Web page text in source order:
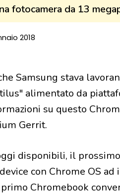
fotocamera da 13
2018
Samsung stava
alimentato da
su questo
Gerrit.
disponibili, il
con Chrome OS
Chromebook